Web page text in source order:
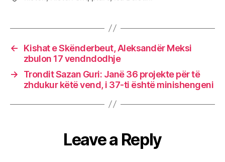
←
Kishat e Skënderbeut, Aleksandër Meksi
zbulon 17 vendndodhje
→
Trondit Sazan Guri: Janë 36 projekte për të
zhdukur këtë vend, i 37-ti është minishengeni
Leave a Reply